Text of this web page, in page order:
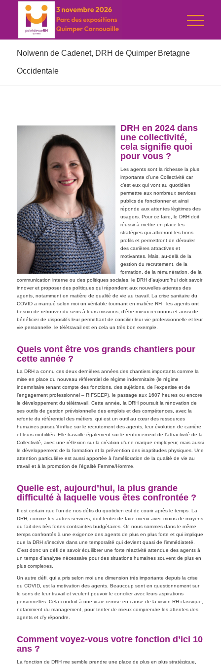
Nolwenn de Cadenet, DRH de Quimper Bretagne
Occidentale
DRH en 2024 dans
une collectivité,
cela signifie quoi
pour vous ?
Les agents sont la richesse la plus
importante d’une Collectivité car
c’est eux qui vont au quotidien
permettre aux nombreux services
publics de fonctionner et ainsi
réponde aux attentes légitimes des
usagers. Pour ce faire, le DRH doit
réussir à mettre en place les
stratégies qui attireront les bons
profils et permettront de dérouler
des carrières attractives et
motivantes. Mais, au-delà de la
gestion du recrutement, de la
formation, de la rémunération, de la
communication interne ou des politiques sociales, le DRH d’aujourd’hui doit savoir
innover et proposer des politiques qui répondent aux nouvelles attentes des
agents, notamment en matière de qualité de vie au travail. La crise sanitaire du
COVID a marqué selon moi un véritable tournant en matière RH : les agents ont
besoin de retrouver du sens à leurs missions, d’être mieux reconnus et aussi de
bénéficier de dispositifs leur permettant de concilier leur vie professionnelle et leur
vie personnelle, le télétravail est en cela un très bon exemple.
Quels vont être vos grands chantiers pour
cette année ?
La DRH a connu ces deux dernières années des chantiers importants comme la
mise en place du nouveau référentiel de régime indemnitaire (le régime
indemnitaire tenant compte des fonctions, des sujétions, de l’expertise et de
l’engagement professionnel – RIFSEEP), le passage aux 1607 heures ou encore
le développement du télétravail. Cette année, la DRH poursuit la rénovation de
ses outils de gestion prévisionnelle des emplois et des compétences, avec la
refonte du référentiel des métiers, qui est un outil au cœur des ressources
humaines puisqu’il influe sur le recrutement des agents, leur évolution de carrière
et leurs mobilités. Elle travaille également sur le renforcement de l’attractivité de la
Collectivité, avec une réflexion sur la création d’une marque employeur, mais aussi
le développement de la formation et la prévention des inaptitudes physiques. Une
attention particulière est aussi apportée à l’amélioration de la qualité de vie au
travail et à la promotion de l’égalité Femme/Homme.
Quelle est, aujourd’hui, la plus grande
difficulté à laquelle vous êtes confrontée ?
Il est certain que l’un de nos défis du quotidien est de courir après le temps. La
DRH, comme les autres services, doit tenter de faire mieux avec moins de moyens
du fait des très fortes contraintes budgétaires. Or, nous sommes dans le même
temps confrontés à une exigence des agents de plus en plus forte et qui implique
que la DRH s’inscrive dans une temporalité qui devient quasi de l’immédiateté.
C’est donc un défi de savoir équilibrer une forte réactivité attendue des agents à
un temps d’analyse nécessaire pour des situations humaines souvent de plus en
plus complexes.
Un autre défi, qui a pris selon moi une dimension très importante depuis la crise
du COVID, est la motivation des agents. Beaucoup sont en questionnement sur
le sens de leur travail et veulent pouvoir le concilier avec leurs aspirations
personnelles. Cela conduit à une vraie remise en cause de la vision RH classique,
notamment du management, pour tenter de mieux comprendre les attentes des
agents et d’y répondre.
Comment voyez-vous votre fonction d’ici 10
ans ?
La fonction de DRH me semble prendre une place de plus en plus stratégique,